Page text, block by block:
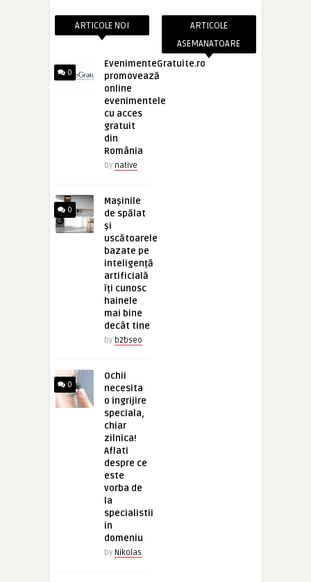
ARTICOLE NOI
0
EvenimenteGratuite.ro
promovează
online
evenimentele
cu acces
gratuit
din
România
by native
0
Mașinile
de spălat
și
uscătoarele
bazate pe
inteligență
artificială
îți cunosc
hainele
mai bine
decât tine
by b2bseo
0
Ochii
necesita
o ingrijire
speciala,
chiar
zilnica!
Aflati
despre ce
este
vorba de
la
specialistii
in
domeniu
by Nikolas
ARTICOLE
ASEMANATOARE